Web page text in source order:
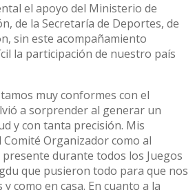
el apoyo del Ministerio de
de la Secretaría de Deportes, de
sin este acompañamiento
la participación de nuestro país
muy conformes con el
a sorprender al generar un
y con tanta precisión. Mis
Organizador como al
durante todos los Juegos
que pusieron todo para que nos
como en casa. En cuanto a la